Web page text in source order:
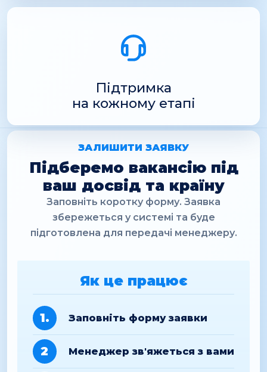
Підтримка
на кожному етапі
ЗАЛИШИТИ ЗАЯВКУ
Підберемо вакансію під
ваш досвід та країну
Заповніть коротку форму. Заявка
збережеться у системі та буде
підготовлена для передачі менеджеру.
Як це працює
1. Заповніть форму заявки
2 Менеджер зв'яжеться з вами